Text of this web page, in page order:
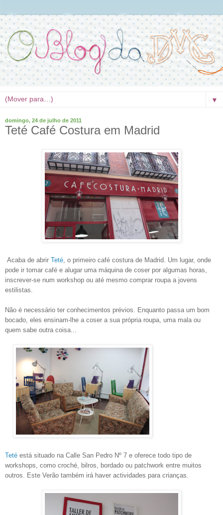
▼
domingo, 24 de julho de 2011
Teté Café Costura em Madrid
Acaba de abrir Teté , o primeiro café costura de Madrid. Um lugar, onde
pode ir tomar café e alugar uma máquina de coser por algumas horas,
inscrever-se num workshop ou até mesmo comprar roupa a jovens
estilistas.
Não é necessário ter conhecimentos prévios. Enquanto passa um bom
bocado, eles ensinam-lhe a coser a sua própria roupa, uma mala ou
quem sabe outra coisa...
Teté está situado na Calle San Pedro Nº 7 e oferece todo tipo de
workshops, como croché, bilros, bordado ou patchwork entre muitos
outros. Este Verão também irá haver actividades para crianças.